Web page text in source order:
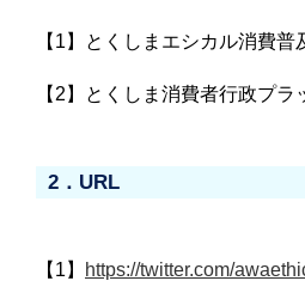
【1】とくしまエシカル消費普
【2】とくしま消費者行政プラ
2．URL
【1】 https://twitter.com/